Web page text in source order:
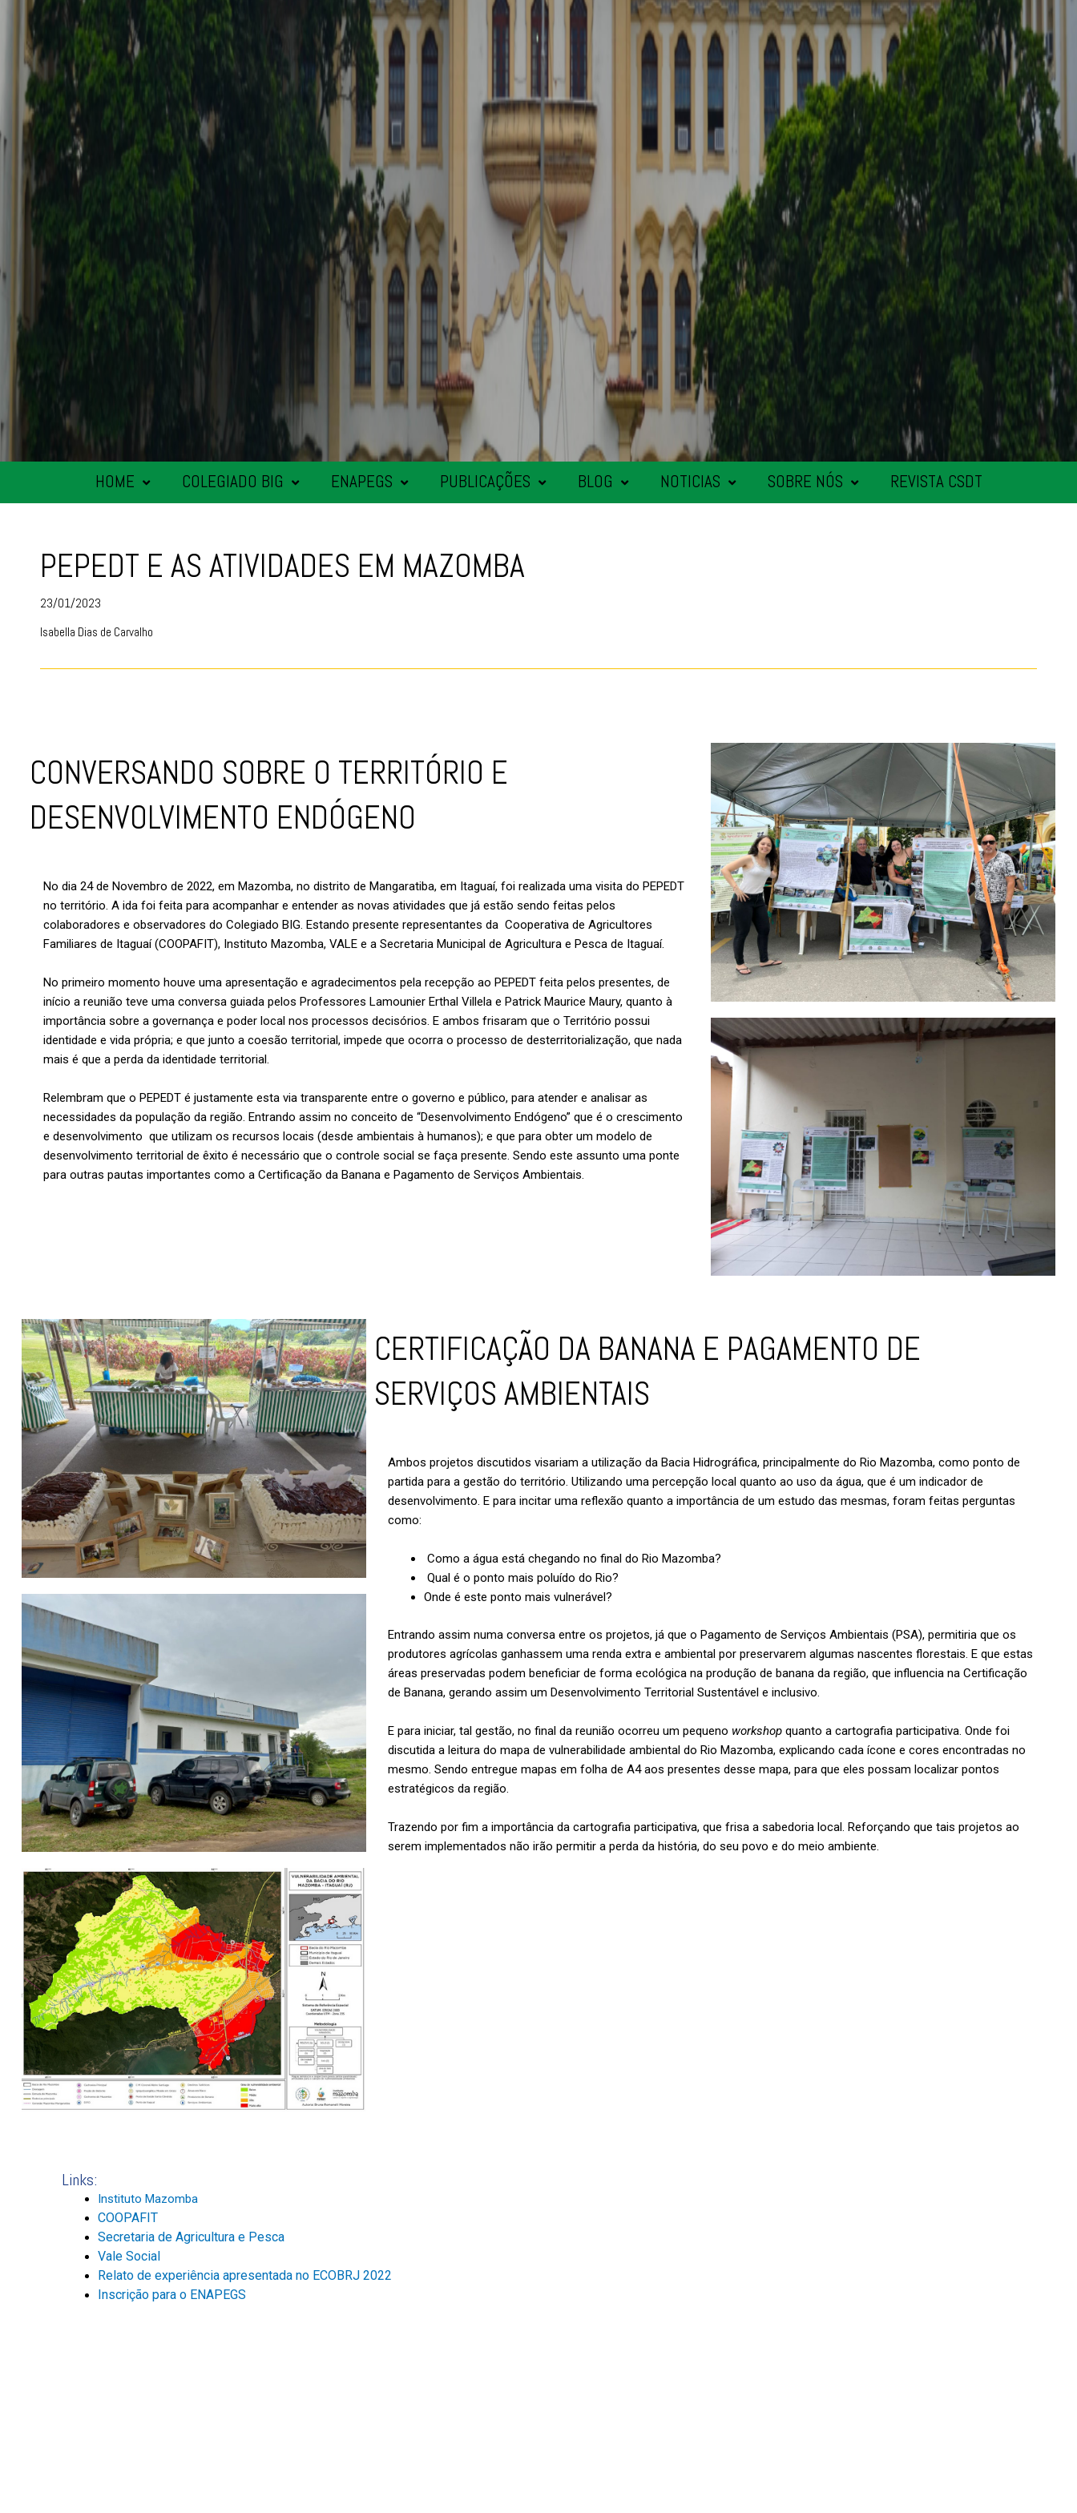
HOME COLEGIADO BIG ENAPEGS PUBLICAÇÕES BLOG NOTICIAS SOBRE NÓS REVISTA CSDT
PEPEDT E AS ATIVIDADES EM MAZOMBA
23/01/2023
Isabella Dias de Carvalho
CONVERSANDO SOBRE O TERRITÓRIO E
DESENVOLVIMENTO ENDÓGENO​
No dia 24 de Novembro de 2022, em Mazomba, no distrito de Mangaratiba, em Itaguaí, foi realizada uma visita do PEPEDT
no território. A ida foi feita para acompanhar e entender as novas atividades que já estão sendo feitas pelos
colaboradores e observadores do Colegiado BIG. Estando presente representantes da Cooperativa de Agricultores
Familiares de Itaguaí (COOPAFIT), Instituto Mazomba, VALE e a Secretaria Municipal de Agricultura e Pesca de Itaguaí.
No primeiro momento houve uma apresentação e agradecimentos pela recepção ao PEPEDT feita pelos presentes, de
início a reunião teve uma conversa guiada pelos Professores Lamounier Erthal Villela e Patrick Maurice Maury, quanto à
importância sobre a governança e poder local nos processos decisórios. E ambos frisaram que o Território possui
identidade e vida própria; e que junto a coesão territorial, impede que ocorra o processo de desterritorialização, que nada
mais é que a perda da identidade territorial.
Relembram que o PEPEDT é justamente esta via transparente entre o governo e público, para atender e analisar as
necessidades da população da região. Entrando assim no conceito de “Desenvolvimento Endógeno” que é o crescimento
e desenvolvimento que utilizam os recursos locais (desde ambientais à humanos); e que para obter um modelo de
desenvolvimento territorial de êxito é necessário que o controle social se faça presente. Sendo este assunto uma ponte
para outras pautas importantes como a Certificação da Banana e Pagamento de Serviços Ambientais.
CERTIFICAÇÃO DA BANANA E PAGAMENTO DE
SERVIÇOS AMBIENTAIS
Ambos projetos discutidos visariam a utilização da Bacia Hidrográfica, principalmente do Rio Mazomba, como ponto de
partida para a gestão do território. Utilizando uma percepção local quanto ao uso da água, que é um indicador de
desenvolvimento. E para incitar uma reflexão quanto a importância de um estudo das mesmas, foram feitas perguntas
como:
Como a água está chegando no final do Rio Mazomba?
Qual é o ponto mais poluído do Rio?
Onde é este ponto mais vulnerável?
Entrando assim numa conversa entre os projetos, já que o Pagamento de Serviços Ambientais (PSA), permitiria que os
produtores agrícolas ganhassem uma renda extra e ambiental por preservarem algumas nascentes florestais. E que estas
áreas preservadas podem beneficiar de forma ecológica na produção de banana da região, que influencia na Certificação
de Banana, gerando assim um Desenvolvimento Territorial Sustentável e inclusivo.
E para iniciar, tal gestão, no final da reunião ocorreu um pequeno workshop quanto a cartografia participativa. Onde foi
discutida a leitura do mapa de vulnerabilidade ambiental do Rio Mazomba, explicando cada ícone e cores encontradas no
mesmo. Sendo entregue mapas em folha de A4 aos presentes desse mapa, para que eles possam localizar pontos
estratégicos da região.
Trazendo por fim a importância da cartografia participativa, que frisa a sabedoria local. Reforçando que tais projetos ao
serem implementados não irão permitir a perda da história, do seu povo e do meio ambiente.
Links:
Instituto Mazomba
COOPAFIT
Secretaria de Agricultura e Pesca
Vale Social
Relato de experiência apresentada no ECOBRJ 2022
Inscrição para o ENAPEGS